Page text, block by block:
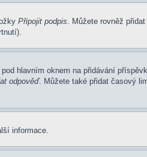
Připojit podpis. Můžete rovněž
pod hlavním oknem na přidávání
odpověď. Můžete také přidat časový
informace.